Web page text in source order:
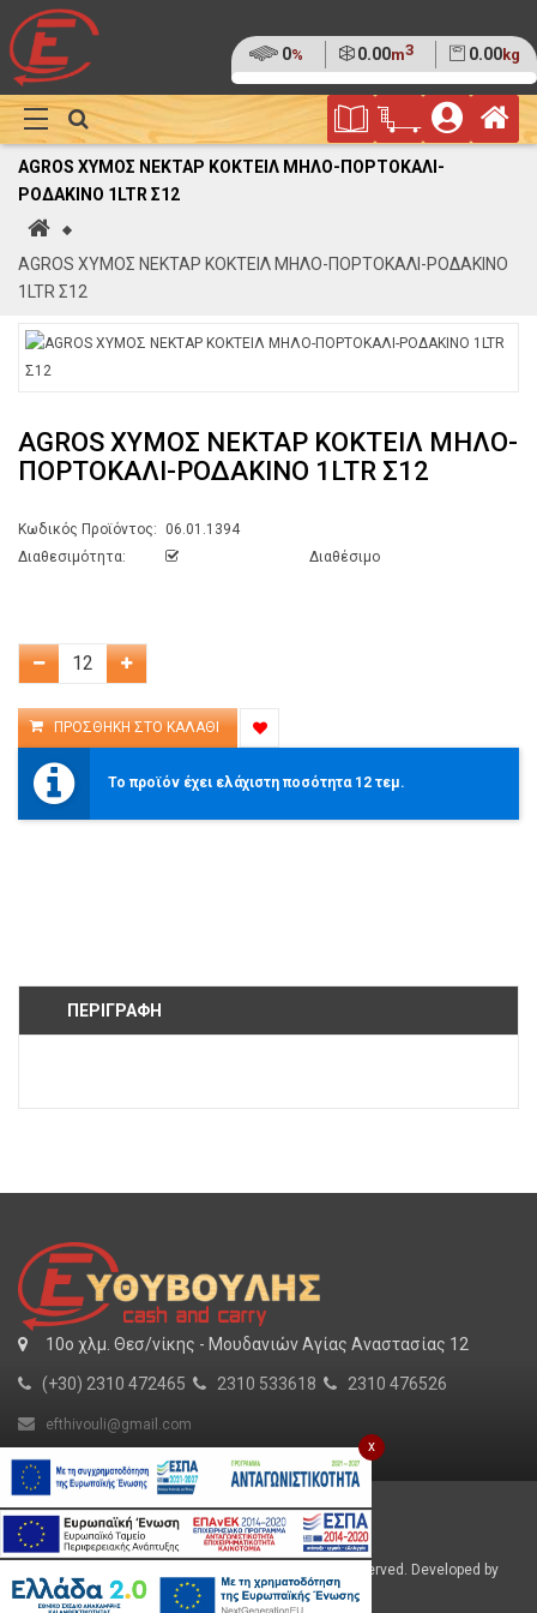
Ποσοστό
της
παλέτας
0% Όγκος
0.00m3 Βάρος
0.00kg
(0%)
Φυλλάδιο
Προσφορών
Καλάθι
Αγορών
Show
Megamenu
AGROS ΧΥΜΟΣ ΝΕΚΤΑΡ ΚΟΚΤΕΙΛ ΜΗΛΟ-ΠΟΡΤΟΚΑΛΙ-
ΡΟΔΑΚΙΝΟ 1LTR Σ12
Αρχική
AGROS ΧΥΜΟΣ ΝΕΚΤΑΡ ΚΟΚΤΕΙΛ ΜΗΛΟ-ΠΟΡΤΟΚΑΛΙ-ΡΟΔΑΚΙΝΟ
1LTR Σ12
AGROS ΧΥΜΟΣ ΝΕΚΤΑΡ ΚΟΚΤΕΙΛ ΜΗΛΟ-
ΠΟΡΤΟΚΑΛΙ-ΡΟΔΑΚΙΝΟ 1LTR Σ12
Κωδικός Προϊόντος:
06.01.1394
Διαθεσιμότητα:
Διαθέσιμο
Το προϊόν έχει ελάχιστη ποσότητα 12 τεμ.
ΠΕΡΙΓΡΑΦΉ
10o χλμ. Θεσ/νίκης - Μουδανιών Αγίας Αναστασίας 12
(+30) 2310 472465 2310 533618 2310 476526
efthivouli@gmail.com
Για εμάς
Εργασία
Φυλλάδιο
Πολιτική Απορρήτου
SHOW MORE
Efthivoulis © 2026 Cash and Carry. All Rights Reserved. Developed by
mentalmedia.gr
x